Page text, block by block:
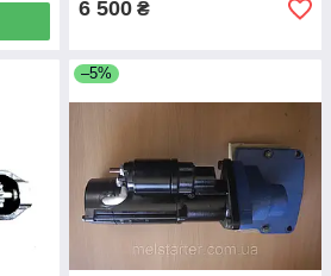
6 500 ₴
–5%